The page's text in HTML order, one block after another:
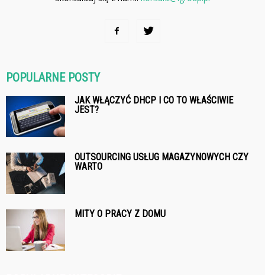
POPULARNE POSTY
JAK WŁĄCZYĆ DHCP I CO TO WŁAŚCIWIE
JEST?
OUTSOURCING USŁUG MAGAZYNOWYCH CZY
WARTO
MITY O PRACY Z DOMU